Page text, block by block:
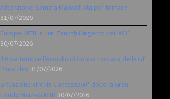
Attenzione: Samara Maxwell sta per tornare
31/07/2026
Europei MTB: a Juri Zanotti l’argento nell’XCC
30/07/2026
Il 6 settembre l’esordio di Coppa Toscana della Gf
Pinocchio 31/07/2026
Situazione circuiti Contest360° dopo la Gran
Fondo Marradi MTB 30/07/2026